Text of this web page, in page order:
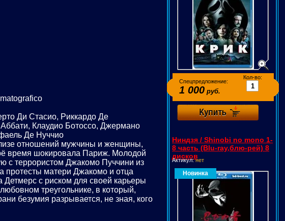
Ди Стасио, Риккардо Де
Клаудио Ботоссо, Джермано
Де Нуччио
отношений мужчины и женщины,
время шокировала Париж. Молодой
с террористом Джакомо Пуччини из
протесты матери Джакомо и отца
Детмерс с риском для своей карьеры
треугольнике, в который,
безумия разрывается, не зная, кого
Спецпредложение:
1 000 руб.
Кол-во:
Ниндзя / Shinobi no mono 1-
8 часть (Blu-ray,блю-рей) 8
дисков
Актикул:нет
Новинка